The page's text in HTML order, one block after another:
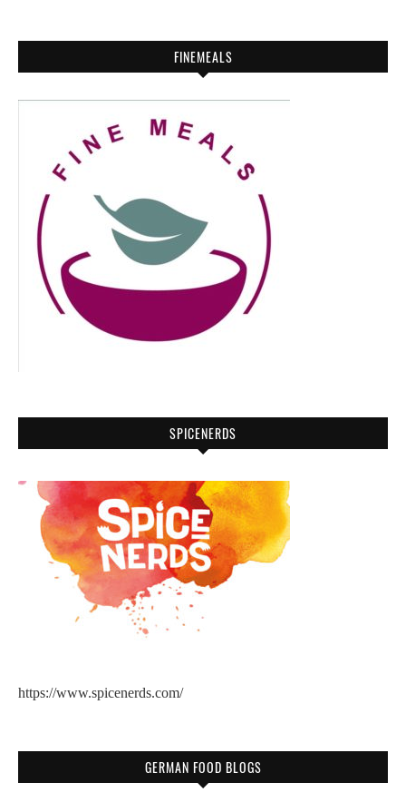
FINEMEALS
SPICENERDS
https://www.spicenerds.com/
GERMAN FOOD BLOGS